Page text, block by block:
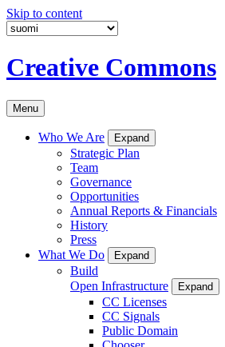
Skip to content
Creative Commons
Menu
Who We Are Expand
Strategic Plan
Team
Governance
Opportunities
Annual Reports & Financials
History
Press
What We Do
Expand
Build
Open Infrastructure
Expand
CC Licenses
CC Signals
Public Domain